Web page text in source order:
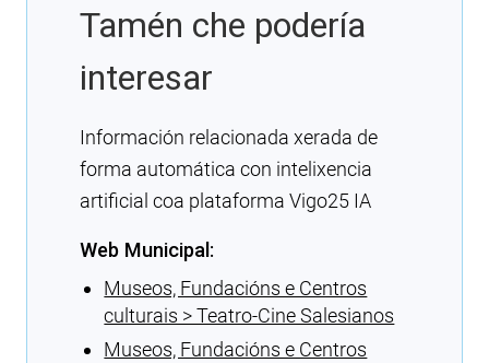
Tamén che podería
interesar
Información relacionada xerada de
forma automática con intelixencia
artificial coa plataforma Vigo25 IA
Web Municipal:
Museos, Fundacións e Centros
culturais > Teatro-Cine Salesianos
Museos, Fundacións e Centros